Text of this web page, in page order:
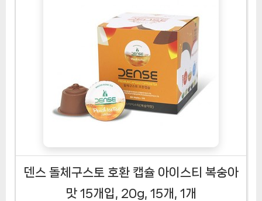
덴스 돌체구스토 호환 캡슐 아이스티 복숭아
맛 15개입, 20g, 15개, 1개